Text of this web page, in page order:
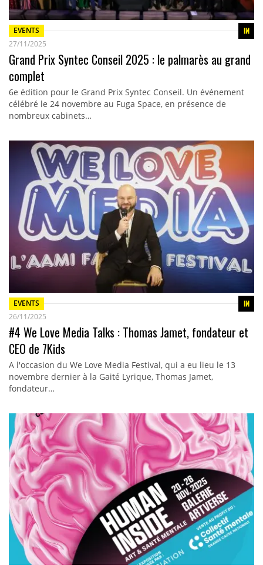
EVENTS
27/11/2025
Grand Prix Syntec Conseil 2025 : le palmarès au grand
complet
6e édition pour le Grand Prix Syntec Conseil. Un événement
célébré le 24 novembre au Fuga Space, en présence de
nombreux cabinets…
EVENTS
26/11/2025
#4 We Love Media Talks : Thomas Jamet, fondateur et
CEO de 7Kids
A l'occasion du We Love Media Festival, qui a eu lieu le 13
novembre dernier à la Gaité Lyrique, Thomas Jamet,
fondateur…